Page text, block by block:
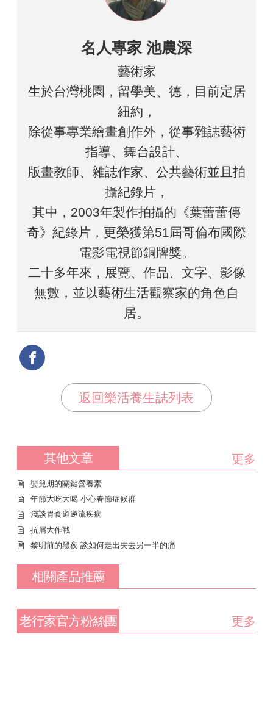
名人專家 池農深
藝術家
生於台灣桃園，留學美、德，目前定居
紐約，
除從事專業繪畫創作外，從事雜誌藝術
指導、舞台設計、
版畫教師、雜誌作家、公共藝術並且拍
攝紀錄片，
其中，2003年製作拍攝的《葉蕾蕾傳
奇》紀錄片，更榮獲第51屆哥倫布國際
電影電視節銅牌獎。
二十多年來，展覽、作品、文字、影像
無數，並以藝術生活觀察家的角色自
居。
返回樂活養生誌列表
其他文章 更多
嬰兒期的關鍵營養素
年節大吃大喝 小心春節症候群
淺談胃食道逆流疾病
抗屑大作戰
黎明前的黑夜 談如何走出失去另一半的痛
相關產品推薦
老行家官方粉絲團 更多